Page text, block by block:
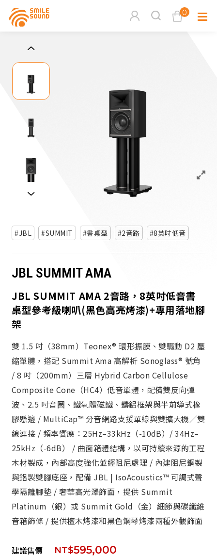
0
請選擇商品分類
請選擇分類
派對喇
劇院系
JBL SUMMIT 書桌型 2音路 8英吋低音
JBL SUMMIT AMA
JBL SUMMIT AMA 2音路，8英吋低音書
桌型參考級喇叭(黑色高亮烤漆)+專用落地腳
架
雙 1.5 吋（38mm）Teonex® 環形振膜、雙驅動 D2 壓
縮單體，搭配 Summit Ama 高解析 Sonoglass® 號角
/ 8 吋（200mm）三層 Hybrid Carbon Cellulose
Composite Cone（HC4）低音單體，配備雙反向彈
波、2.5 吋音圈、鐵氧體磁鐵、鑄鋁框架與半前導式橡
膠懸邊 / MultiCap™ 分音網路支援單線與雙擴大機／雙
線連接 / 頻率響應：25Hz–33kHz（-10dB）/ 34Hz–
25kHz（-6dB） / 曲面箱體結構，以可持續來源的工程
木材製成，內部高度強化並經阻尼處理 / 內建阻尼鋼製
與鋁製雙腳底座，配備 JBL | IsoAcoustics™ 可調式聲
學隔離腳墊 / 奢華高光澤飾面，提供 Summit
Platinum（銀）或 Summit Gold（金）細節與碳纖維
音箱飾條 / 提供檀木烤漆和黑色鋼琴烤漆兩種外觀飾面
建議售價 NT$595,000